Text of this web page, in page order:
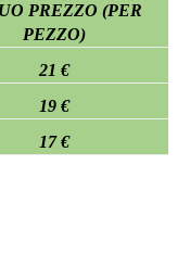
PREZZO (PER
PEZZO)
21 €
19 €
17 €